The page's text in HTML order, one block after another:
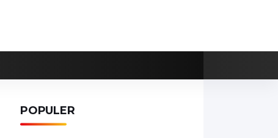
POPULER